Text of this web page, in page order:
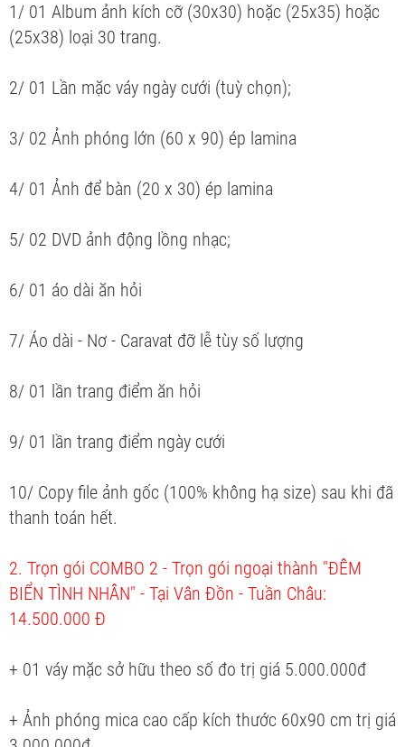
1/ 01 Album ảnh kích cỡ (30x30) hoặc (25x35) hoặc
(25x38) loại 30 trang.
2/ 01 Lần mặc váy ngày cưới (tuỳ chọn);
3/ 02 Ảnh phóng lớn (60 x 90) ép lamina
4/ 01 Ảnh để bàn (20 x 30) ép lamina
5/ 02 DVD ảnh động lồng nhạc;
6/ 01 áo dài ăn hỏi
7/ Áo dài - Nơ - Caravat đỡ lễ tùy số lượng
8/ 01 lần trang điểm ăn hỏi
9/ 01 lần trang điểm ngày cưới
10/ Copy file ảnh gốc (100% không hạ size) sau khi đã
thanh toán hết.
2. Trọn gói COMBO 2 - Trọn gói ngoại thành "ĐÊM
BIỂN TÌNH NHÂN" - Tại Vân Đồn - Tuần Châu:
14.500.000 Đ
+ 01 váy mặc sở hữu theo số đo trị giá 5.000.000đ
+ Ảnh phóng mica cao cấp kích thước 60x90 cm trị giá